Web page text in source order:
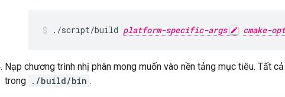
./script/build platform-specific-args cmake-
Nạp chương trình nhị phân mong muốn vào nền tảng mục tiêu. Tất
trong ./build/bin .